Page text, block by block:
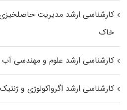
کارشناسی ارشد مدیریت
خاک
کارشناسی ارشد علوم و مهندسی آب
کارشناسی ارشد اگرواکولوژی و